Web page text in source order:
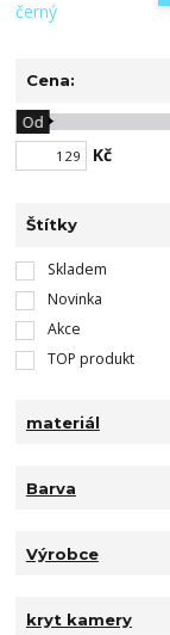
Cena:
Kč
Od
Štítky
Skladem
Novinka
Akce
TOP produkt
materiál
Barva
Výrobce
kryt kamery